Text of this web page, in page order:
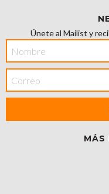
Únete al Mailist y
MÁS